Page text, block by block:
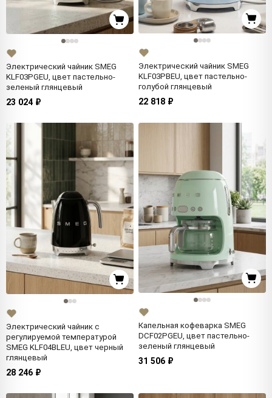
Электрический чайник SMEG
KLF03PGEU, цвет пастельно-
зеленый глянцевый
23 024 ₽
Электрический чайник SMEG
KLF03PBEU, цвет пастельно-
голубой глянцевый
22 818 ₽
Электрический чайник с
регулируемой температурой
SMEG KLF04BLEU, цвет черный
глянцевый
28 246 ₽
Капельная кофеварка SMEG
DCF02PGEU, цвет пастельно-
зеленый глянцевый
31 506 ₽